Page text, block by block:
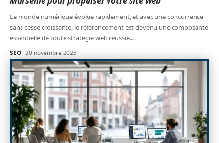
Le monde numérique évolue rapidement, et avec une concurrence
sans cesse croissante, le référencement est devenu une composante
essentielle de toute stratégie web réussie.…
SEO 30 novembre 2025